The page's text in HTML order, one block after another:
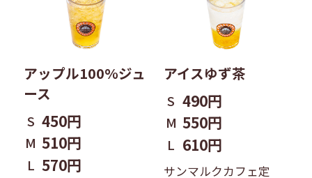
アップル100%ジュ
ース
S 450円
M 510円
L 570円
アイスゆず茶
S 490円
M 550円
L 610円
サンマルクカフェ定